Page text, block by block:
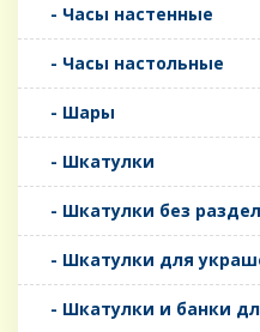
- Часы настенные
- Часы настольные
- Шары
- Шкатулки
- Шкатулки без
- Шкатулки для
- Шкатулки и банки